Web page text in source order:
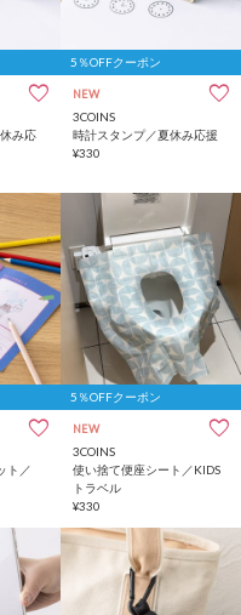
み応
5％OFFクーポン
NEW
3COINS
時計スタンプ／夏休み応援
¥330
ト／
5％OFFクーポン
NEW
3COINS
使い捨て便座シート／KIDS
トラベル
¥330